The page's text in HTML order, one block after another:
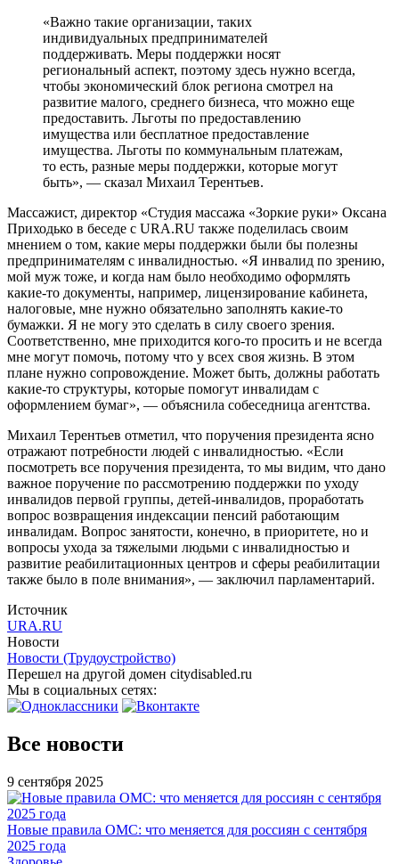
«Важно такие организации, таких
индивидуальных предпринимателей
поддерживать. Меры поддержки носят
региональный аспект, поэтому здесь нужно всегда,
чтобы экономический блок региона смотрел на
развитие малого, среднего бизнеса, что можно еще
предоставить. Льготы по предоставлению
имущества или бесплатное предоставление
имущества. Льготы по коммунальным платежам,
то есть, разные меры поддержки, которые могут
быть», — сказал Михаил Терентьев.
Массажист, директор «Студия массажа «Зоркие руки» Оксана
Приходько в беседе с URA.RU также поделилась своим
мнением о том, какие меры поддержки были бы полезны
предпринимателям с инвалидностью. «Я инвалид по зрению,
мой муж тоже, и когда нам было необходимо оформлять
какие-то документы, например, лицензирование кабинета,
налоговые, мне нужно обязательно заполнять какие-то
бумажки. Я не могу это сделать в силу своего зрения.
Соответственно, мне приходится кого-то просить и не всегда
мне могут помочь, потому что у всех своя жизнь. В этом
плане нужно сопровождение. Может быть, должны работать
какие-то структуры, которые помогут инвалидам с
оформлением бумаг», — объяснила собеседница агентства.
Михаил Терентьев отметил, что поручения президента ясно
отражают потребности людей с инвалидностью. «Если
посмотреть все поручения президента, то мы видим, что дано
важное поручение по рассмотрению поддержки по уходу
инвалидов первой группы, детей-инвалидов, проработать
вопрос возвращения индексации пенсий работающим
инвалидам. Вопрос занятости, конечно, в приоритете, но и
вопросы ухода за тяжелыми людьми с инвалидностью и
развитие реабилитационных центров и сферы реабилитации
также было в поле внимания», — заключил парламентарий.
Источник
URA.RU
Новости
Новости (Трудоустройство)
Перешел на другой домен citydisabled.ru
Мы в социальных сетях:
Все новости
9 сентября 2025
Новые правила ОМС: что меняется для россиян с сентября
2025 года